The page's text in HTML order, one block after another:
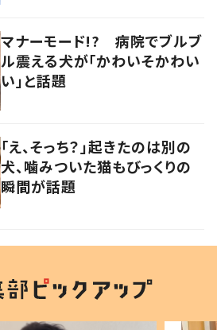
マナーモード!? 病院でブルブ
ル震える犬が「かわいそかわい
い」と話題
「え、そっち？」起きたのは別の
犬、噛みついた猫もびっくりの
瞬間が話題